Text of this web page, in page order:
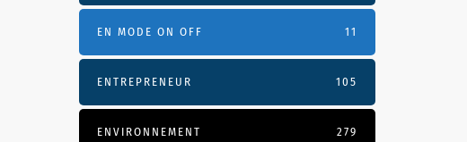
EN MODE ON OFF 11
ENTREPRENEUR 105
ENVIRONNEMENT 279